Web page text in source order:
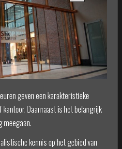
geven een karakteristieke
Daarnaast is het belangrijk
meegaan.
kennis op het gebied van